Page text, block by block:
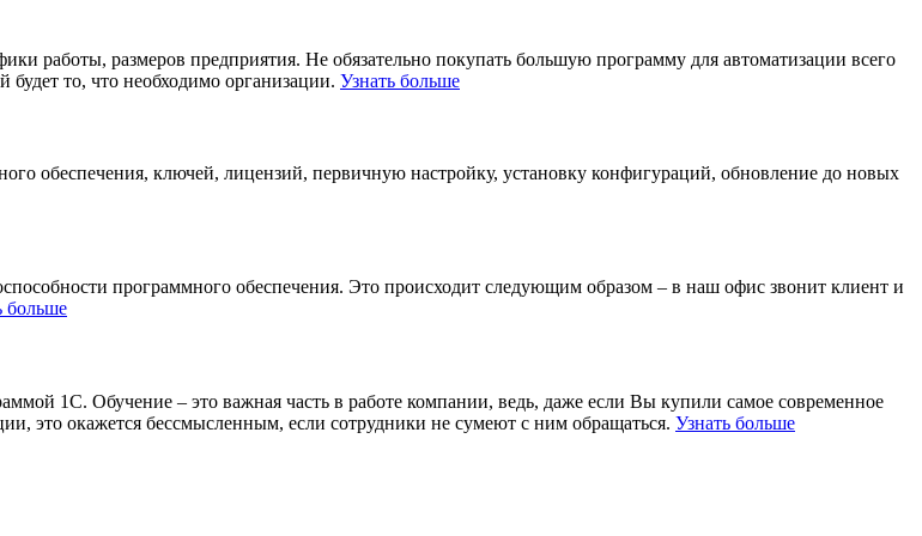
работы, размеров предприятия. Не обязательно покупать большую программу для автоматизации всего
то, что необходимо организации. Узнать больше
обеспечения, ключей, лицензий, первичную настройку, установку конфигураций, обновление до новых
программного обеспечения. Это происходит следующим образом – в наш офис звонит клиент и
больше
1С. Обучение – это важная часть в работе компании, ведь, даже если Вы купили самое современное
это окажется бессмысленным, если сотрудники не сумеют с ним обращаться. Узнать больше